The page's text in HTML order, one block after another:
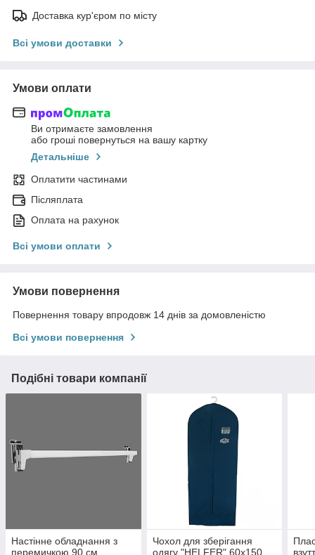
Доставка кур'єром по місту
Всі умови доставки
Умови оплати
Ви отримаєте замовлення
або гроші повернуться на вашу картку
Детальніше
Оплатити частинами
Післяплата
Оплата на рахунок
Всі умови оплати
Умови повернення
Повернення товару впродовж 14 днів за домовленістю
Всі умови повернення
Подібні товари компанії
Настінне обладнання з
перемичкою 90 см
Чохол для зберігання
одягу "HELFER" 60х150